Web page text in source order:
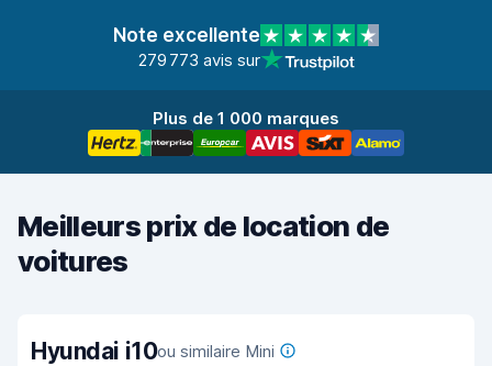
Note excellente
279 773 avis sur
Plus de 1 000 marques
Meilleurs prix de location de
voitures
Hyundai i10ou similaire Mini